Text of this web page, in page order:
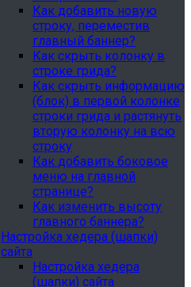
Как добавить новую
строку, переместив
главный баннер?
Как скрыть колонку в
строке грида?
Как скрыть информацию
(блок) в первой колонке
строки грида и растянуть
вторую колонку на всю
строку
Как добавить боковое
меню на главной
странице?
Как изменить высоту
главного баннера?
Настройка хедера (шапки)
сайта
Настройка хедера
(шапки) сайта